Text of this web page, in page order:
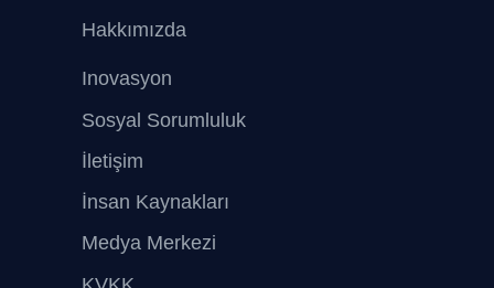
Hakkımızda
Inovasyon
Sosyal Sorumluluk
İletişim
İnsan Kaynakları
Medya Merkezi